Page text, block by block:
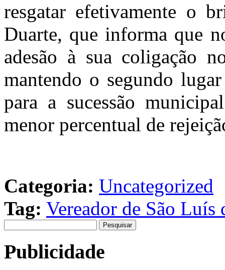
resgatar efetivamente o
Duarte, que informa que
adesão à sua coligação
mantendo o segundo
para a sucessão
menor percentual de
Categoria: Uncategorized
Tag: Vereador de São Luís
por:
Publicidade